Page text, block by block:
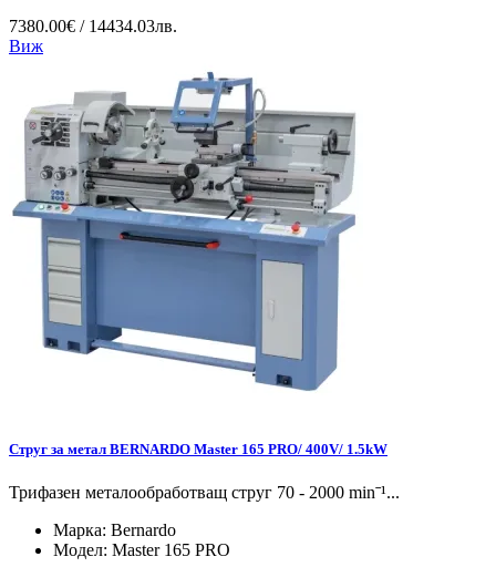
7380.00€ / 14434.03лв.
Виж
Струг за метал BERNARDO Master 165 PRO/ 400V/ 1.5kW
Трифазен металообработващ струг 70 - 2000 minˉ¹...
Марка: Bernardo
Модел: Master 165 PRO